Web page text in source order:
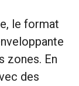
le format
zones. En
des